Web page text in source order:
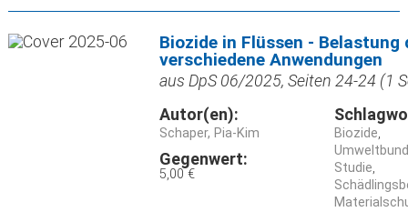
Biozide in Flüssen - Belastung
verschiedene Anwendungen
aus DpS 06/2025, Seiten 24-24 (1
Autor(en):
Schaper, Pia-Kim
Gegenwert:
5,00 €
Biozide
Studie